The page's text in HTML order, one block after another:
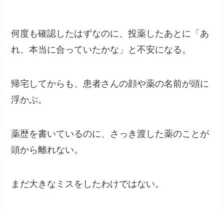
何度も確認したはずなのに、投薬したあとに「あ
れ、本当に合っていたかな」と不安になる。
帰宅してからも、患者さんの顔や薬の名前が頭に
浮かぶ。
薬歴を書いているのに、さっき渡した薬のことが
頭から離れない。
まだ大きなミスをしたわけではない。